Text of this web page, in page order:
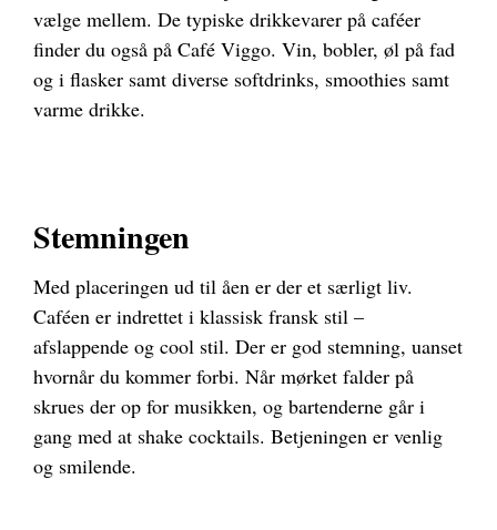
vælge mellem. De typiske drikkevarer på caféer
finder du også på Café Viggo. Vin, bobler, øl på fad
og i flasker samt diverse softdrinks, smoothies samt
varme drikke.
Stemningen
Med placeringen ud til åen er der et særligt liv.
Caféen er indrettet i klassisk fransk stil –
afslappende og cool stil. Der er god stemning, uanset
hvornår du kommer forbi. Når mørket falder på
skrues der op for musikken, og bartenderne går i
gang med at shake cocktails. Betjeningen er venlig
og smilende.